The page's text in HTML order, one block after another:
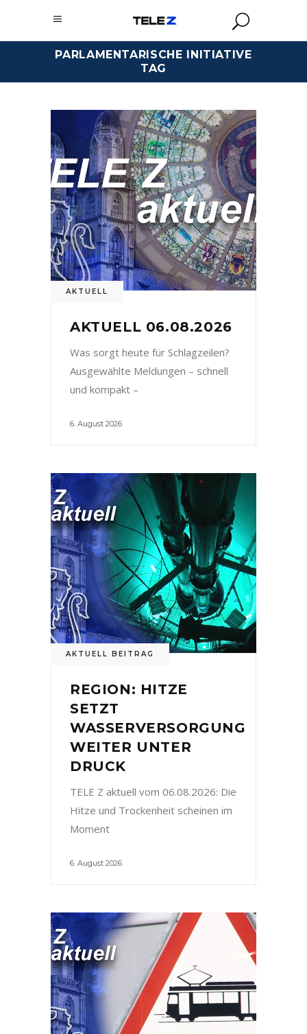
PARLAMENTARISCHE INITIATIVE
TAG
AKTUELL
AKTUELL 06.08.2026
Was sorgt heute für Schlagzeilen?
Ausgewählte Meldungen – schnell
und kompakt –
6. August 2026
AKTUELL BEITRAG
REGION: HITZE
SETZT
WASSERVERSORGUNG
WEITER UNTER
DRUCK
TELE Z aktuell vom 06.08.2026: Die
Hitze und Trockenheit scheinen im
Moment
6. August 2026